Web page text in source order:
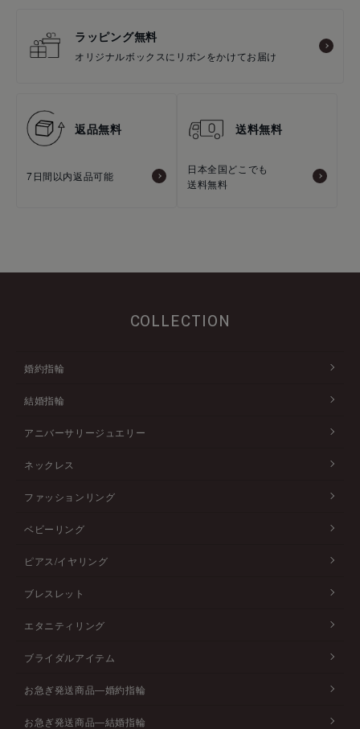
ラッピング無料
オリジナルボックスにリボンをかけてお届け
返品無料
7日間以内返品可能
送料無料
日本全国どこでも
送料無料
COLLECTION
婚約指輪
結婚指輪
アニバーサリージュエリー
ネックレス
ファッションリング
ベビーリング
ピアス/イヤリング
ブレスレット
エタニティリング
ブライダルアイテム
お急ぎ発送商品―婚約指輪
お急ぎ発送商品―結婚指輪